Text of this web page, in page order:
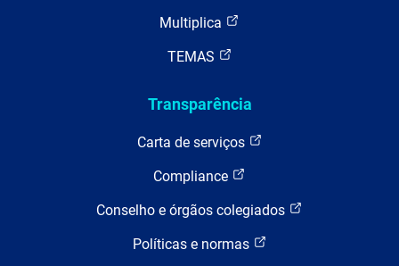
Multiplica
TEMAS
Transparência
Carta de serviços
Compliance
Conselho e órgãos colegiados
Políticas e normas